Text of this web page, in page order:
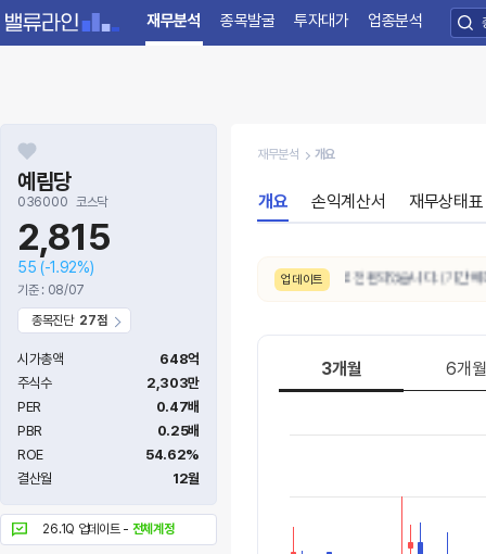
재무분석 종목발굴 투자대가 업종분석
예림당
036000 코스닥
2,815
55 (-1.92%)
기준 : 08/07
종목진단 27점
시가총액
648억
주식수
2,303만
PER
0.47배
PBR
0.25배
ROE
54.62%
결산월
12월
26.1Q 업데이트 - 전체계정
재무분석 개요
개요 손익계산서 재무상태표
업데이트
8/6. 10일간 AI 주가예측 추세가 하락으로 전환되었습니다. (기간 예측
3개월 6개월